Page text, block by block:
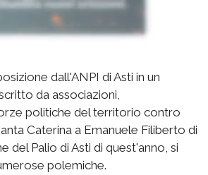
dall'ANPI di Asti in un
da associazioni,
politiche del territorio contro
Caterina a Emanuele Filiberto di
del Palio di Asti di quest'anno, si
polemiche.